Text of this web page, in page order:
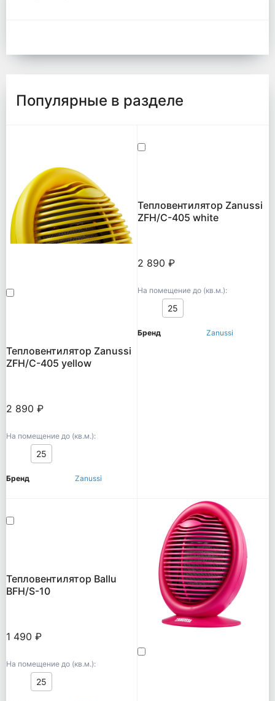
Популярные в разделе
Тепловентилятор Zanussi
ZFH/C-405 yellow
2 890 ₽
На помещение до (кв.м.):
25
Бренд Zanussi
Тепловентилятор Zanussi
ZFH/C-405 white
2 890 ₽
На помещение до (кв.м.):
25
Бренд Zanussi
Тепловентилятор Ballu
BFH/S-10
1 490 ₽
На помещение до (кв.м.):
25